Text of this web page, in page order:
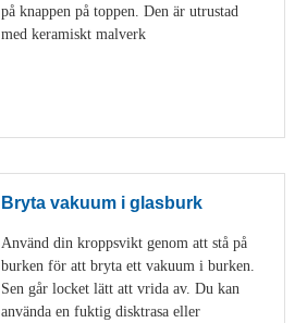
på knappen på toppen. Den är utrustad
med keramiskt malverk
Bryta vakuum i glasburk
Använd din kroppsvikt genom att stå på
burken för att bryta ett vakuum i burken.
Sen går locket lätt att vrida av. Du kan
använda en fuktig disktrasa eller